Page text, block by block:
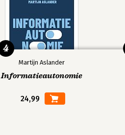
Martijn Aslander
Informatieautonomie
24,99
4